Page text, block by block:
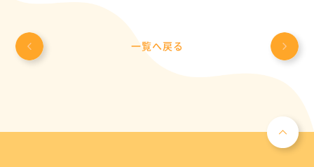
一覧へ戻る